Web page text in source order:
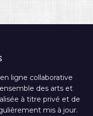
ligne collaborative
des arts et
à titre privé et de
mis à jour.